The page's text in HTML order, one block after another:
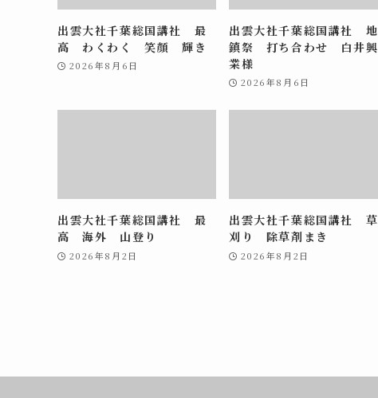
出雲大社千葉総国講社 最
高 わくわく 笑顔 輝き
2026年8月6日
出雲大社千葉総国講社 地
鎮祭 打ち合わせ 白井興
業様
2026年8月6日
出雲大社千葉総国講社 最
高 海外 山登り
2026年8月2日
出雲大社千葉総国講社 草
刈り 除草剤まき
2026年8月2日